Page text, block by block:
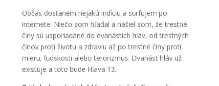
Občas dostanem nejakú indíciu a surfujem po
internete. Niečo som hľadal a našiel som, že trestné
činy sú usporiadané do dvanástich hláv, od trestných
činov proti životu a zdraviu až po trestné činy proti
mieru, ľudskosti alebo terorizmus. Dvanásť hláv už
existuje a toto bude Hlava 13.